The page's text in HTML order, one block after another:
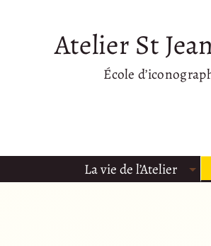
Atelier St
École
La vie de l’Atelier